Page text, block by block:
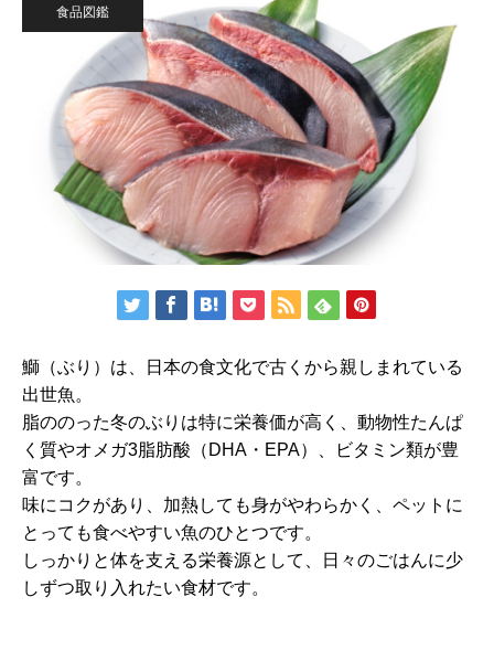
食品図鑑
鰤（ぶり）は、日本の食文化で古くから親しまれている
出世魚。
脂ののった冬のぶりは特に栄養価が高く、動物性たんぱ
く質やオメガ3脂肪酸（DHA・EPA）、ビタミン類が豊
富です。
味にコクがあり、加熱しても身がやわらかく、ペットに
とっても食べやすい魚のひとつです。
しっかりと体を支える栄養源として、日々のごはんに少
しずつ取り入れたい食材です。